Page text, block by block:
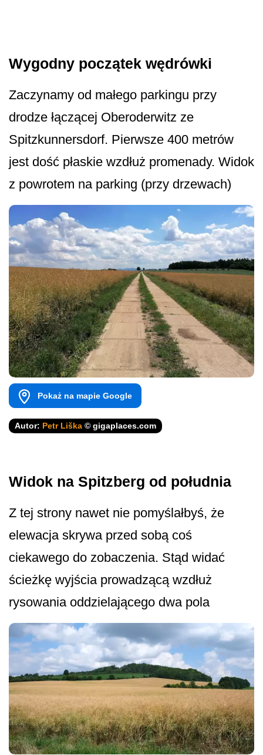
Wygodny początek wędrówki
Zaczynamy od małego parkingu przy
drodze łączącej Oberoderwitz ze
Spitzkunnersdorf. Pierwsze 400 metrów
jest dość płaskie wzdłuż promenady. Widok
z powrotem na parking (przy drzewach)
Pokaż na mapie Google
Autor: Petr Liška © gigaplaces.com
Widok na Spitzberg od południa
Z tej strony nawet nie pomyślałbyś, że
elewacja skrywa przed sobą coś
ciekawego do zobaczenia. Stąd widać
ścieżkę wyjścia prowadzącą wzdłuż
rysowania oddzielającego dwa pola